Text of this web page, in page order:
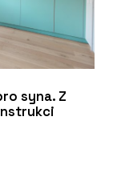
syna. Z